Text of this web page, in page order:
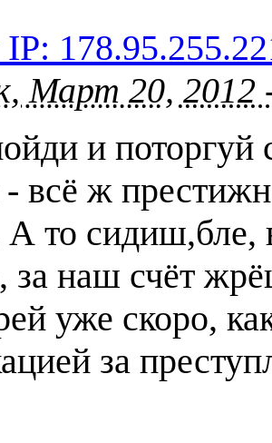
Март 20, 2012
и поторгуй
всё ж
А то сидиш,бле,
за наш счёт
уже скоро,
за